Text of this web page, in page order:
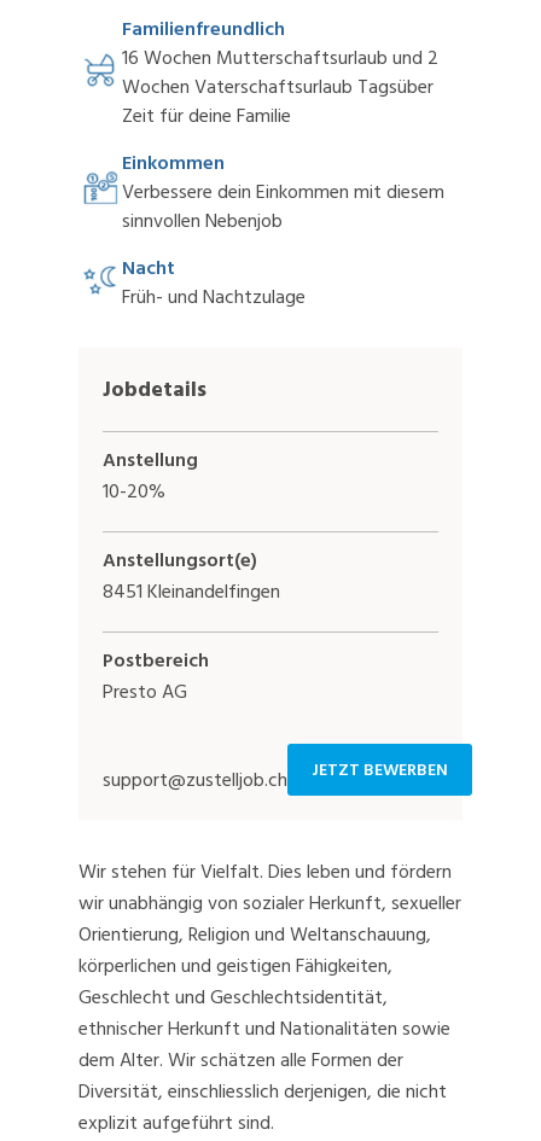
Familienfreundlich
16 Wochen Mutterschaftsurlaub und 2
Wochen Vaterschaftsurlaub Tagsüber
Zeit für deine Familie
Einkommen
Verbessere dein Einkommen mit diesem
sinnvollen Nebenjob
Nacht
Früh- und Nachtzulage
Jobdetails
Anstellung
10-20%
Anstellungsort(e)
8451 Kleinandelfingen
Postbereich
Presto AG
support@zustelljob.ch JETZT BEWERBEN
Wir stehen für Vielfalt. Dies leben und fördern
wir unabhängig von sozialer Herkunft, sexueller
Orientierung, Religion und Weltanschauung,
körperlichen und geistigen Fähigkeiten,
Geschlecht und Geschlechtsidentität,
ethnischer Herkunft und Nationalitäten sowie
dem Alter. Wir schätzen alle Formen der
Diversität, einschliesslich derjenigen, die nicht
explizit aufgeführt sind.